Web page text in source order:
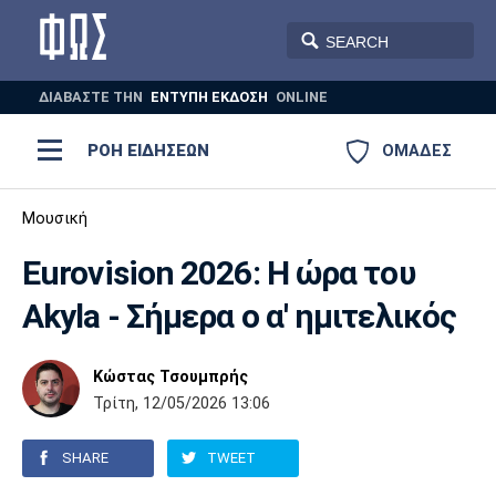
ΔΙΑΒΑΣΤΕ THN ΕΝΤΥΠΗ ΕΚΔΟΣΗ ONLINE
ΟΜΑΔΕΣ
ΡΟΗ ΕΙΔΗΣΕΩΝ
AUTO-MOTO PLUS
Ποδόσφαιρο
Super League 1
Super League 2
Γ Εθνική
Ελλάδα
Μπάσκετ
Ελλάδα
Εθνική
EuroLeague
Ολυμπιακοί Αγώνες
Βόλεϊ
Πόλο
Ολυμπιακός ΑΕΚ ΠΑΟΚ
Παναθηναϊκός Ατρόμητος
Μουσική
Eurovision 2026: Η ώρα του
Akyla - Σήμερα ο α' ημιτελικός
Κώστας Τσουμπρής
Τρίτη, 12/05/2026 13:06
SHARE TWEET